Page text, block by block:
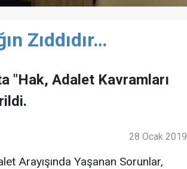
Zıddıdır…
"Hak, Adalet Kavramları
28 Ocak 2019
Arayışında Yaşanan Sorunlar,